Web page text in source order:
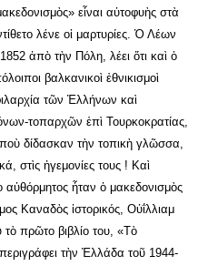
εἶναι αὐτοφυὴς στὰ
λένε οἱ μαρτυρίες. Ὁ Λέων
ἀπὸ τὴν Πόλη, λέει ὅτι καὶ ὁ
βαλκανικοὶ ἐθνικισμοὶ
τῶν Ἑλλήνων καὶ
τοπαρχῶν ἐπὶ Τουρκοκρατίας,
δίδασκαν τὴν τοπικὴ γλῶσσα,
στὶς ἠγεμονίες τους ! Καὶ
ἦταν ὁ μακεδονισμὸς
Καναδὸς ἰστορικός, Οὐΐλλιαμ
πρῶτο βιβλίο του, «Τὸ
τὴν Ἑλλάδα τοῦ 1944-